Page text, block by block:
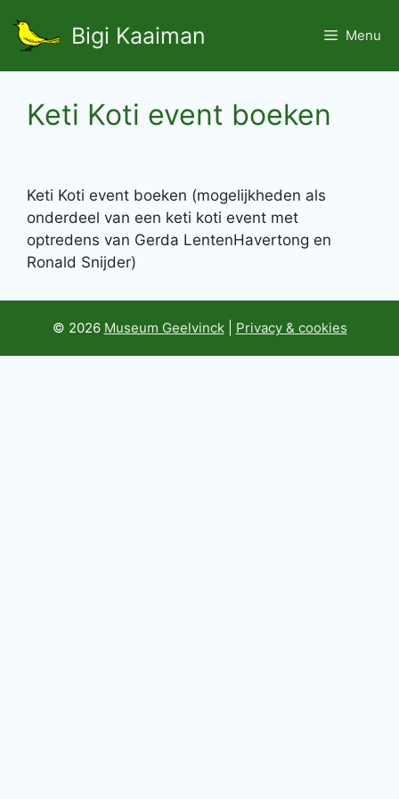
naar
inhoud
Bigi Kaaiman Menu
Keti Koti event boeken
Keti Koti event boeken (mogelijkheden als
onderdeel van een keti koti event met
optredens van Gerda LentenHavertong en
Ronald Snijder)
© 2026 Museum Geelvinck| Privacy & cookies